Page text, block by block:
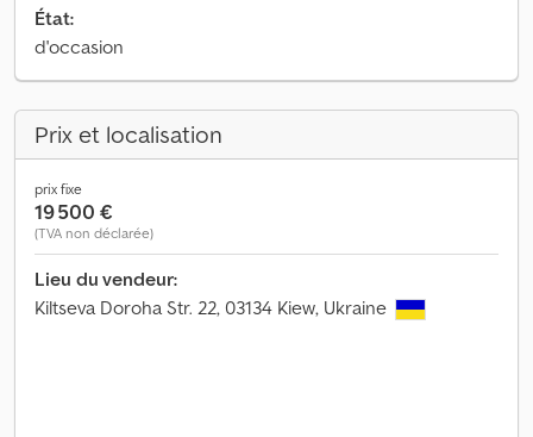
État:
d'occasion
Prix et localisation
prix fixe
19 500 €
(TVA non déclarée)
Lieu du vendeur:
Kiltseva Doroha Str. 22, 03134 Kiew, Ukraine